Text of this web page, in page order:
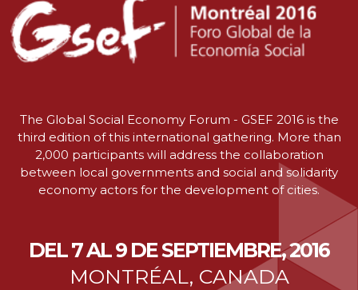
The Global Social Economy Forum - GSEF 2016 is the
third edition of this international gathering. More than
2,000 participants will address the collaboration
between local governments and social and solidarity
economy actors for the development of cities.
DEL 7 AL 9 DE SEPTIEMBRE, 2016
MONTRÉAL, CANADA